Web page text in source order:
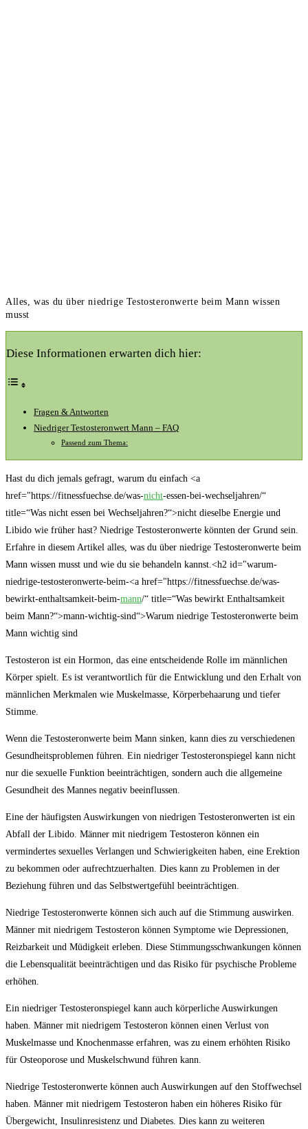
Alles, was du über niedrige Testosteronwerte beim Mann wissen
musst
Diese Informationen erwarten dich hier:
Fragen & Antworten
Niedriger ‌Testosteronwert ‌Mann – FAQ
Passend zum Thema:
Hast du dich jemals⁤ gefragt, warum du‌ einfach <a
href="https://fitnessfuechse.de/was-nicht-essen-bei-wechseljahren/“
title=“Was nicht essen bei Wechseljahren?“>nicht dieselbe ⁤Energie⁢ und
⁤Libido wie früher hast? ​Niedrige Testosteronwerte könnten ⁣der Grund sein.
Erfahre in diesem Artikel ⁤alles,⁤ was ‌du über​ niedrige Testosteronwerte‌ beim
Mann ⁢wissen musst und wie du‍ sie behandeln kannst.<h2‌ id="warum-
niedrige-testosteronwerte-beim-<a href="https://fitnessfuechse.de/was-
bewirkt-enthaltsamkeit-beim-mann/“ title=“Was bewirkt Enthaltsamkeit
beim Mann?“>mann-wichtig-sind“>Warum​ niedrige Testosteronwerte beim
Mann wichtig sind
Testosteron ist ein Hormon, das eine entscheidende Rolle im männlichen
⁤Körper spielt. Es ist verantwortlich für die Entwicklung ⁤und den Erhalt von
männlichen Merkmalen wie Muskelmasse, Körperbehaarung und tiefer
‌Stimme.
Wenn die Testosteronwerte⁢ beim Mann sinken, ​kann dies zu verschiedenen
Gesundheitsproblemen führen. Ein ⁣niedriger Testosteronspiegel⁣ kann nicht
nur die sexuelle Funktion beeinträchtigen, sondern auch die ⁣allgemeine
Gesundheit ⁢des ‌Mannes⁤ negativ beeinflussen.
Eine der häufigsten Auswirkungen von⁤ niedrigen‌ Testosteronwerten ist ein
Abfall‌ der Libido. Männer mit niedrigem Testosteron ⁣können ein
vermindertes sexuelles ‌Verlangen und ‍Schwierigkeiten haben, eine Erektion⁤
zu bekommen ​oder aufrechtzuerhalten. Dies kann zu Problemen in der
Beziehung führen​ und das Selbstwertgefühl ⁢beeinträchtigen.
Niedrige ‌Testosteronwerte ⁢können sich auch auf die Stimmung auswirken.
Männer mit niedrigem‍ Testosteron​ können Symptome wie Depressionen,
Reizbarkeit und ⁤Müdigkeit erleben. Diese Stimmungsschwankungen können
die Lebensqualität ⁤beeinträchtigen⁢ und ⁤das ⁢Risiko ‍für psychische Probleme
erhöhen.
Ein niedriger Testosteronspiegel ‌kann auch⁣ körperliche Auswirkungen
haben.⁤ Männer mit ⁤niedrigem Testosteron können einen Verlust von
Muskelmasse und Knochenmasse erfahren, was‌ zu einem⁢ erhöhten Risiko
für Osteoporose⁤ und Muskelschwund‍ führen kann.
Niedrige⁣ Testosteronwerte können auch Auswirkungen auf den Stoffwechsel
haben. Männer mit ‌niedrigem Testosteron haben⁣ ein‍ höheres Risiko ‍für
Übergewicht, Insulinresistenz und ⁢Diabetes. Dies kann zu‍ weiteren